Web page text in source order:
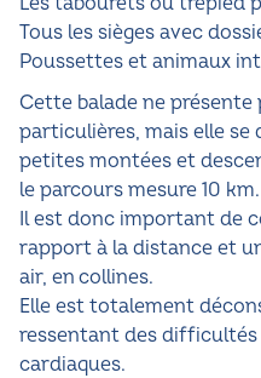
Tous les sièges avec
Poussettes et animaux
Cette balade ne
particulières, mais elle se
petites montées et
le parcours mesure 10 km.
Il est donc important de
rapport à la distance et
air, en collines.
Elle est totalement
ressentant des
cardiaques.